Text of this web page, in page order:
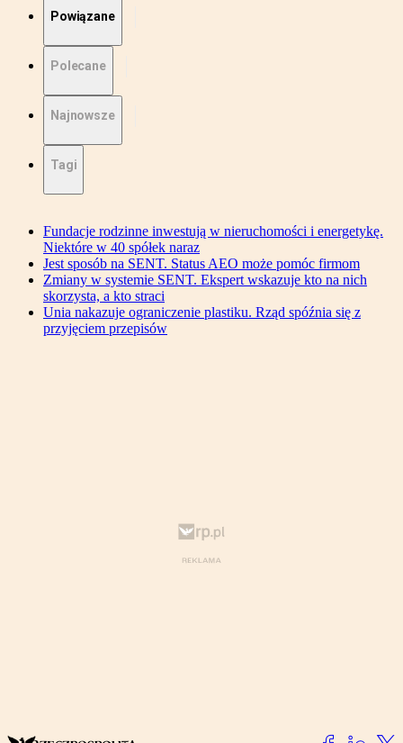
Powiązane
Polecane
Najnowsze
Tagi
Fundacje rodzinne inwestują w nieruchomości i energetykę.
Niektóre w 40 spółek naraz
Jest sposób na SENT. Status AEO może pomóc firmom
Zmiany w systemie SENT. Ekspert wskazuje kto na nich
skorzysta, a kto straci
Unia nakazuje ograniczenie plastiku. Rząd spóźnia się z
przyjęciem przepisów